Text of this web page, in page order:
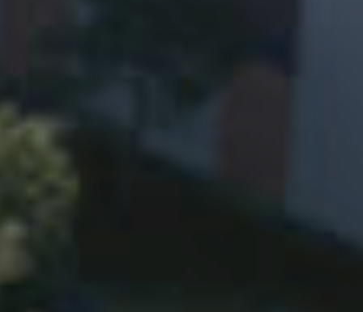
联系我们
国际销售